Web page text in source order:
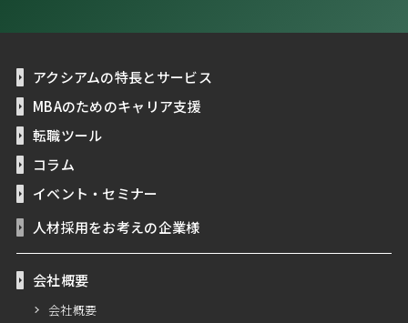
アクシアムの特長とサービス
MBAのためのキャリア支援
転職ツール
コラム
イベント・セミナー
人材採用をお考えの企業様
会社概要
会社概要